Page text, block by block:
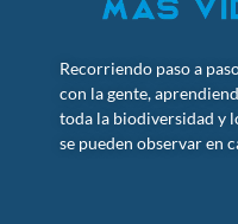
Recorriendo paso a
con la gente,
toda la biodiversidad y
se pueden observar en